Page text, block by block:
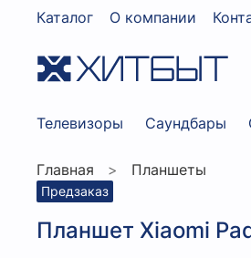
Каталог О компании
Телевизоры Саундбары
Главная Планшеты
Предзаказ
Планшет Xiaomi